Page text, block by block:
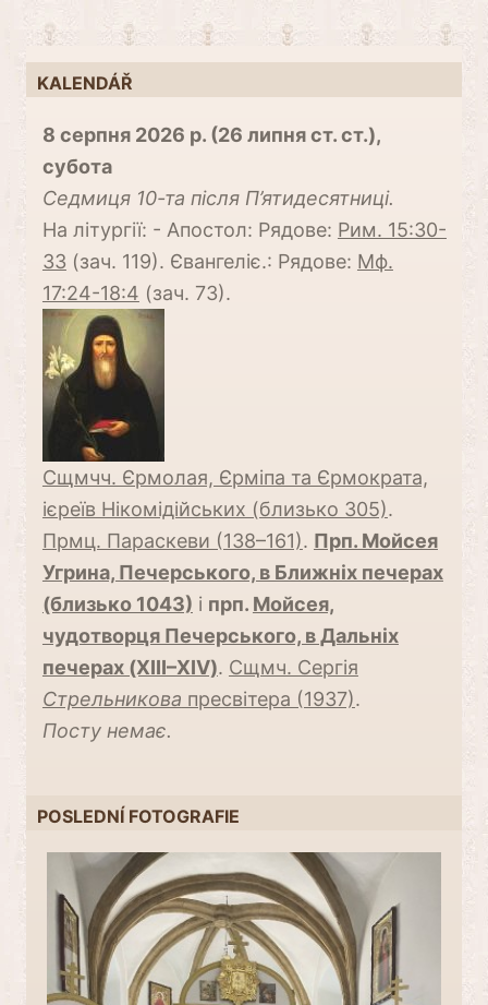
KALENDÁŘ
8 серпня 2026 р. (26 липня ст. ст.),
субота
Cедмиця 10-та після П’ятидесятниці.
На літургії: - Апостол: Рядове: Рим. 15:30-
33 (зач. 119). Євангеліє.: Рядове: Мф.
17:24-18:4 (зач. 73).
Сщмчч. Єрмолая, Єрміпа та Єрмократа,
ієреїв Нікомідійських (близько 305).
Прмц. Параскеви (138–161). Прп. Мойсея
Угрина, Печерського, в Ближніх печерах
(близько 1043) і прп. Мойсея,
чудотворця Печерського, в Дальніх
печерах (XIII–XIV). Сщмч. Сергія
Стрельникова пресвітера (1937).
Посту немає.
POSLEDNÍ FOTOGRAFIE